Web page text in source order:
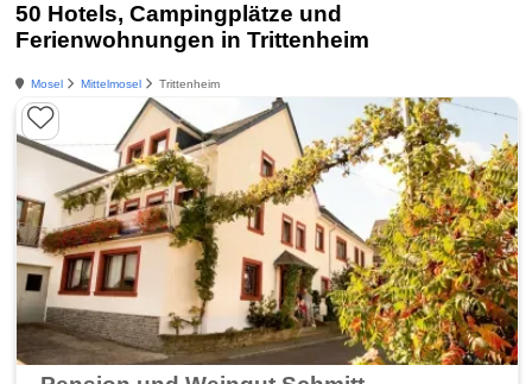
50 Hotels, Campingplätze und
Ferienwohnungen in Trittenheim
Mosel Mittelmosel Trittenheim